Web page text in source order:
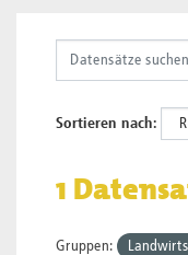
Sortieren nach
1
Gruppen: